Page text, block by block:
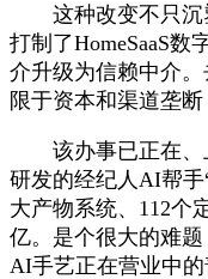
这种改变不只沉塑
打制了HomeSaaS数
介升级为信赖中介
限于资本和渠道垄断
该办事已正在、上
研发的经纪人AI帮
大产物系统、112个
亿。是个很大的难题
AI手艺正在营业中的